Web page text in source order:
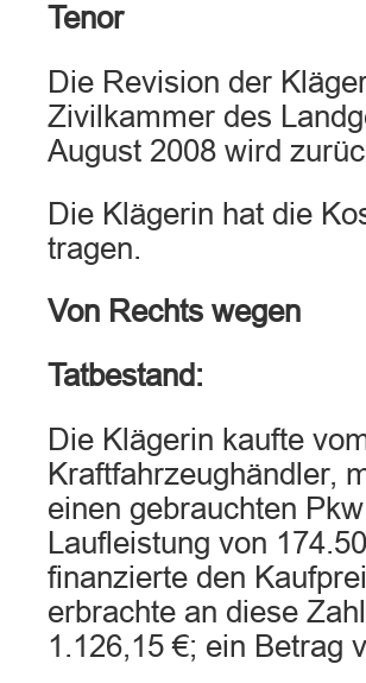
Tenor
Die Revision der
Zivilkammer des
August 2008 wird
Die Klägerin hat die
tragen.
Von Rechts wegen
Tatbestand:
Die Klägerin kaufte
Kraftfahrzeughändler,
einen gebrauchten
Laufleistung von
finanzierte den
erbrachte an diese
1.126,15 €; ein Betrag